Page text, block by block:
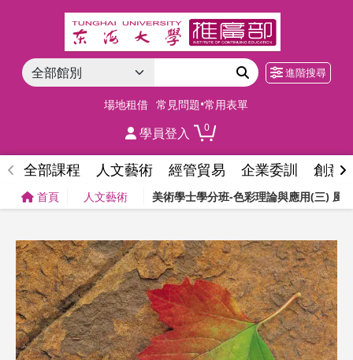
進階搜尋
場地租借 常見問題•常用表單
學員登入 0
全部課程 人文藝術 經管貿易 企業委訓 創意
首頁 人文藝術 美術學士學分班-色彩理論與應用(三) 風